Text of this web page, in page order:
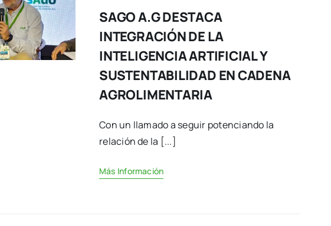
SAGO A.G DESTACA
INTEGRACIÓN DE LA
INTELIGENCIA ARTIFICIAL Y
SUSTENTABILIDAD EN CADENA
AGROLIMENTARIA
Con un llamado a seguir potenciando la
relación de la [...]
Más Información